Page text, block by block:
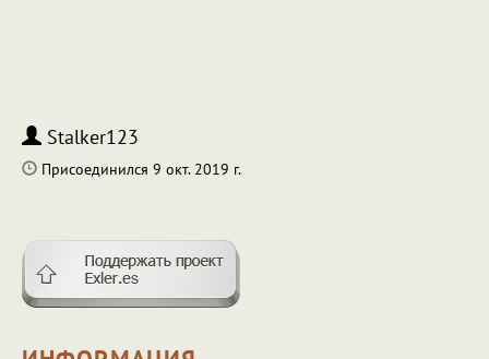
Stalker123
Присоединился 9 окт. 2019 г.